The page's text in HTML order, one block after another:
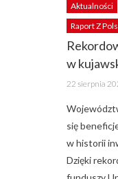
Aktualności
Raport Z
w
Posted
on
22 sierpnia
się
w historii
Dzięki